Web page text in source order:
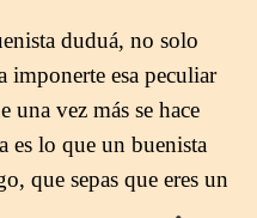
duduá, no solo
imponerte esa peculiar
una vez más se hace
es lo que un buenista
que sepas que eres un